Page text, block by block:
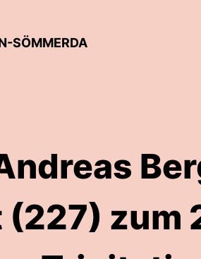
SÖMMERDA
zum